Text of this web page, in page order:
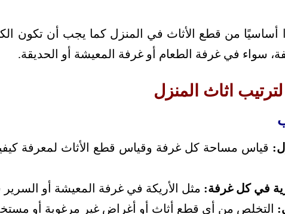
أساسيًا من قطع الأثاث في المنزل كما يجب أن تكون
سواء في غرفة الطعام أو غرفة المعيشة أو الحديقة.
اثاث المنزل
قياس مساحة كل غرفة وقياس قطع الأثاث لمعرفة كيفية
في كل غرفة: مثل الأريكة في غرفة المعيشة أو
التخلص من أي قطع أثاث أو أغراض غير مرغوبة أو